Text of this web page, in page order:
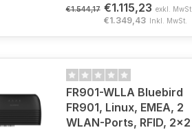
€1.544,17 €1.115,23 exkl. MwSt.
€1.349,43 Inkl. MwSt.
FR901-WLLA Bluebird
FR901, Linux, EMEA, 2
WLAN-Ports, RFID, 2x2